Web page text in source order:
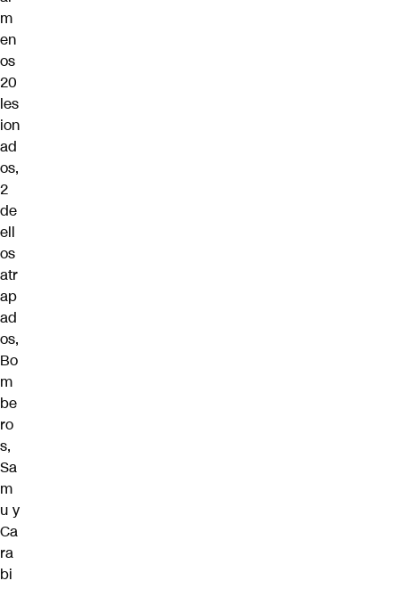
m
en
os
20
les
ion
ad
os,
2
de
ell
os
atr
ap
ad
os,
Bo
m
be
ro
s,
Sa
m
u y
Ca
ra
bi